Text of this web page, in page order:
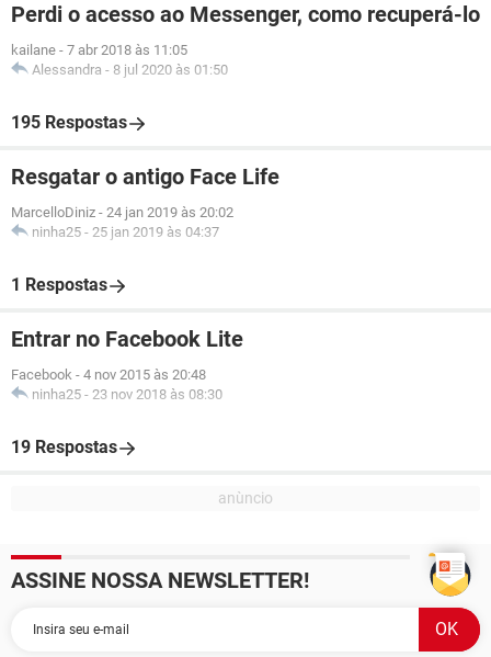
Perdi o acesso ao Messenger, como recuperá-lo
kailane - 7 abr 2018 às 11:05
Alessandra - 8 jul 2020 às 01:50
195 Respostas
Resgatar o antigo Face Life
MarcelloDiniz - 24 jan 2019 às 20:02
ninha25 - 25 jan 2019 às 04:37
1 Respostas
Entrar no Facebook Lite
Facebook - 4 nov 2015 às 20:48
ninha25 - 23 nov 2018 às 08:30
19 Respostas
ASSINE NOSSA NEWSLETTER!